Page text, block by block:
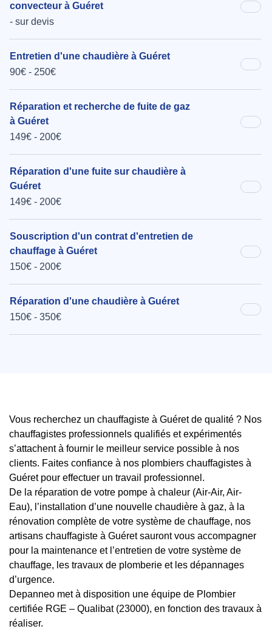
convecteur à Guéret
- sur devis
Entretien d'une chaudière à Guéret
90€ - 250€
Réparation et recherche de fuite de gaz
à Guéret
149€ - 200€
Réparation d'une fuite sur chaudière à
Guéret
149€ - 200€
Souscription d'un contrat d'entretien de
chauffage à Guéret
150€ - 200€
Réparation d'une chaudière à Guéret
150€ - 350€
Vous recherchez un chauffagiste à Guéret de qualité ? Nos
chauffagistes professionnels qualifiés et expérimentés
s’attachent à fournir le meilleur service possible à nos
clients. Faites confiance à nos plombiers chauffagistes à
Guéret pour effectuer un travail professionnel.
De la réparation de votre pompe à chaleur (Air-Air, Air-
Eau), l’installation d’une nouvelle chaudière à gaz, à la
rénovation complète de votre système de chauffage, nos
artisans chauffagiste à Guéret sauront vous accompagner
pour la maintenance et l’entretien de votre système de
chauffage, les travaux de plomberie et les dépannages
d’urgence.
Depanneo met à disposition une équipe de Plombier
certifiée RGE – Qualibat (23000), en fonction des travaux à
réaliser.